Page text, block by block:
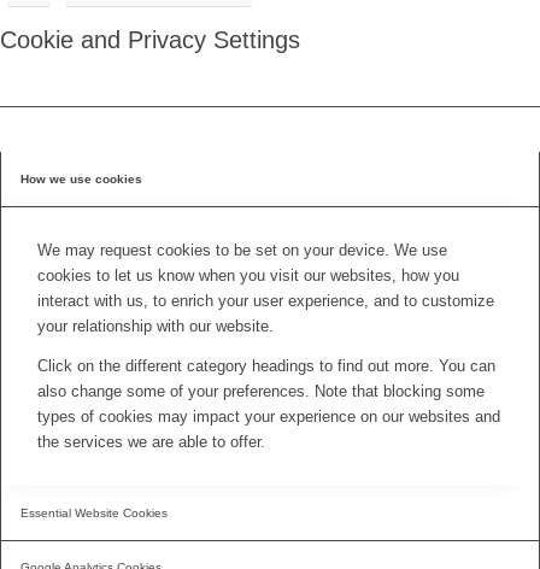
Cookie and Privacy Settings
How we use cookies
We may request cookies to be set on your device. We use
cookies to let us know when you visit our websites, how you
interact with us, to enrich your user experience, and to customize
your relationship with our website.
Click on the different category headings to find out more. You can
also change some of your preferences. Note that blocking some
types of cookies may impact your experience on our websites and
the services we are able to offer.
Essential Website Cookies